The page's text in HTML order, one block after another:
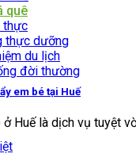
quê
thực
thực dưỡng
du lịch
đời thường
em bé tại Huế
Huế là dịch vụ tuyệt